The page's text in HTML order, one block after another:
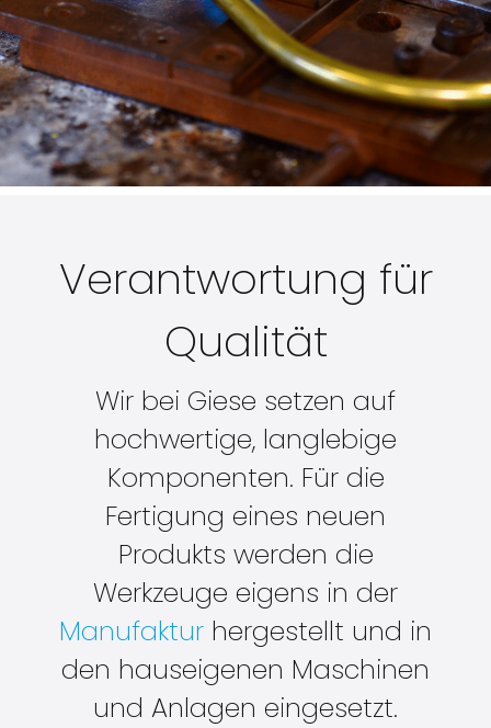
Verantwortung für
Qualität
Wir bei Giese setzen auf
hochwertige, langlebige
Komponenten. Für die
Fertigung eines neuen
Produkts werden die
Werkzeuge eigens in der
Manufaktur hergestellt und in
den hauseigenen Maschinen
und Anlagen eingesetzt.